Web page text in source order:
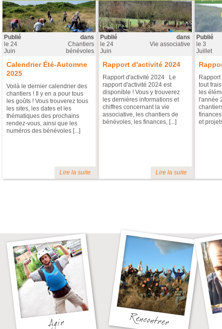
Publié
le 24
Juin
dans
Chantiers
bénévoles
Calendrier Été-Automne
2025
Voilà le dernier calendrier des
chantiers ! Il y en a pour tous
les goûts ! Vous trouverez tous
les sites, les dates et les
thématiques des prochains
rendez-vous, ainsi que les
numéros des bénévoles [...]
Lire la suite
Publié
le 24
Juin
dans
Vie associative
Rapport d'activité 2024
Rapport d'activité 2024 Le
rapport d'activité 2024 est
disponible ! Vous y trouverez
les dernières informations et
chiffres concernant la vie
associative, les chantiers de
bénévoles, les finances, [...]
Lire la suite
Publié
le 3
Juillet
tout
les
l'année
et